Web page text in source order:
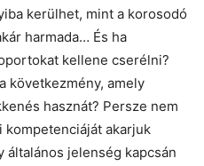
kerülhet, mint a korosodó
harmada… És ha
kellene cserélni?
következmény, amely
hasznát? Persze nem
kompetenciáját akarjuk
általános jelenség kapcsán